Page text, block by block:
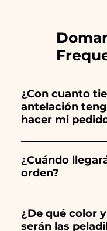
¿Con cuanto
antelación
hacer mi
Ceramiche Ania
totalmente a
su creación lleva
por lo que siempre
recomendamos
¿Cuándo
orden?
Se garantiza la
pedido 10/15 días
evento.
¿De qué color
serán las